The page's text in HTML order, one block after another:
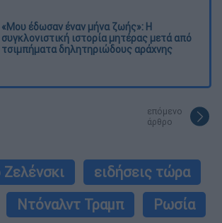
«Μου έδωσαν έναν μήνα ζωής»: Η
συγκλονιστική ιστορία μητέρας μετά από
τσιμπήματα δηλητηριώδους αράχνης
επόμενο
άρθρο
Ζελένσκι
ειδήσεις τώρα
Ντόναλντ Τραμπ
Ρωσία